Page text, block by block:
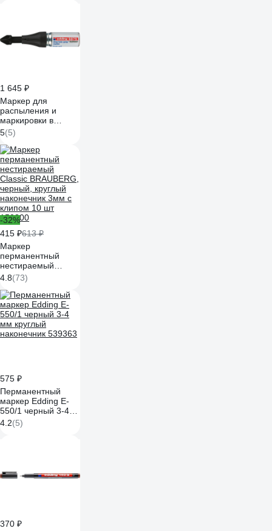
1 645 ₽
Маркер для
распыления и
маркировки в
труднодоступных
местах EDDING 50-
100 мм, диаметр 3-
13 мм, неоново-
зеленый E-8875
5(5)
-32%
415 ₽613 ₽
Маркер
перманентный
нестираемый
Classic BRAUBERG,
черный, круглый
наконечник 3мм с
клипом 10 шт
150300
4.8(73)
575 ₽
Перманентный
маркер Edding E-
550/1 черный 3-4
мм круглый
наконечник 539363
4.2(5)
370 ₽